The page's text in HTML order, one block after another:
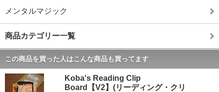
メンタルマジック
商品カテゴリー一覧
この商品を買った人はこんな商品も買ってます
Koba's Reading Clip
Board【V2】(リーディング・クリ